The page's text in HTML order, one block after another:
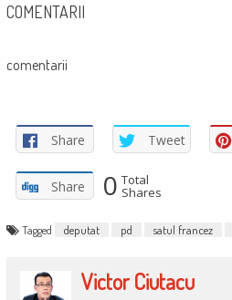
COMENTARII
comentarii
Share Tweet
Share 0 Total
Shares
Tagged deputat pd satul francez
Victor Ciutacu